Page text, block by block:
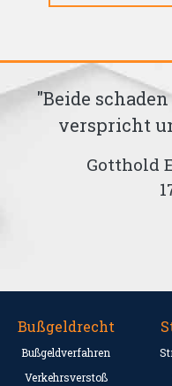
"Beide
verspricht
Gotthold
Bußgeldrecht
Bußgeldverfahren
Verkehrsverstoß